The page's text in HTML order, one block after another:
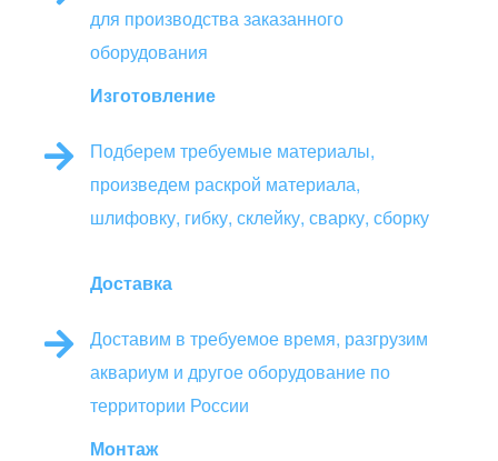
для производства заказанного
оборудования
Изготовление
Подберем требуемые материалы,
произведем раскрой материала,
шлифовку, гибку, склейку, сварку, сборку
Доставка
Доставим в требуемое время, разгрузим
аквариум и другое оборудование по
территории России
Монтаж